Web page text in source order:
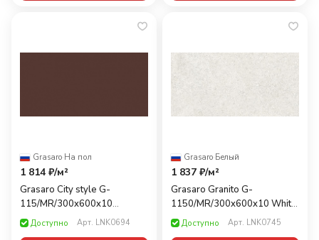
Grasaro·На пол
1 814 ₽/м²
Grasaro City style G-
115/MR/300x600x10
Горький Шоколад 30x60
Доступно Арт. LNK0694
Grasaro·Белый
1 837 ₽/м²
Grasaro Granito G-
1150/MR/300x600x10 White
30x60Доступно Арт. LNK0745